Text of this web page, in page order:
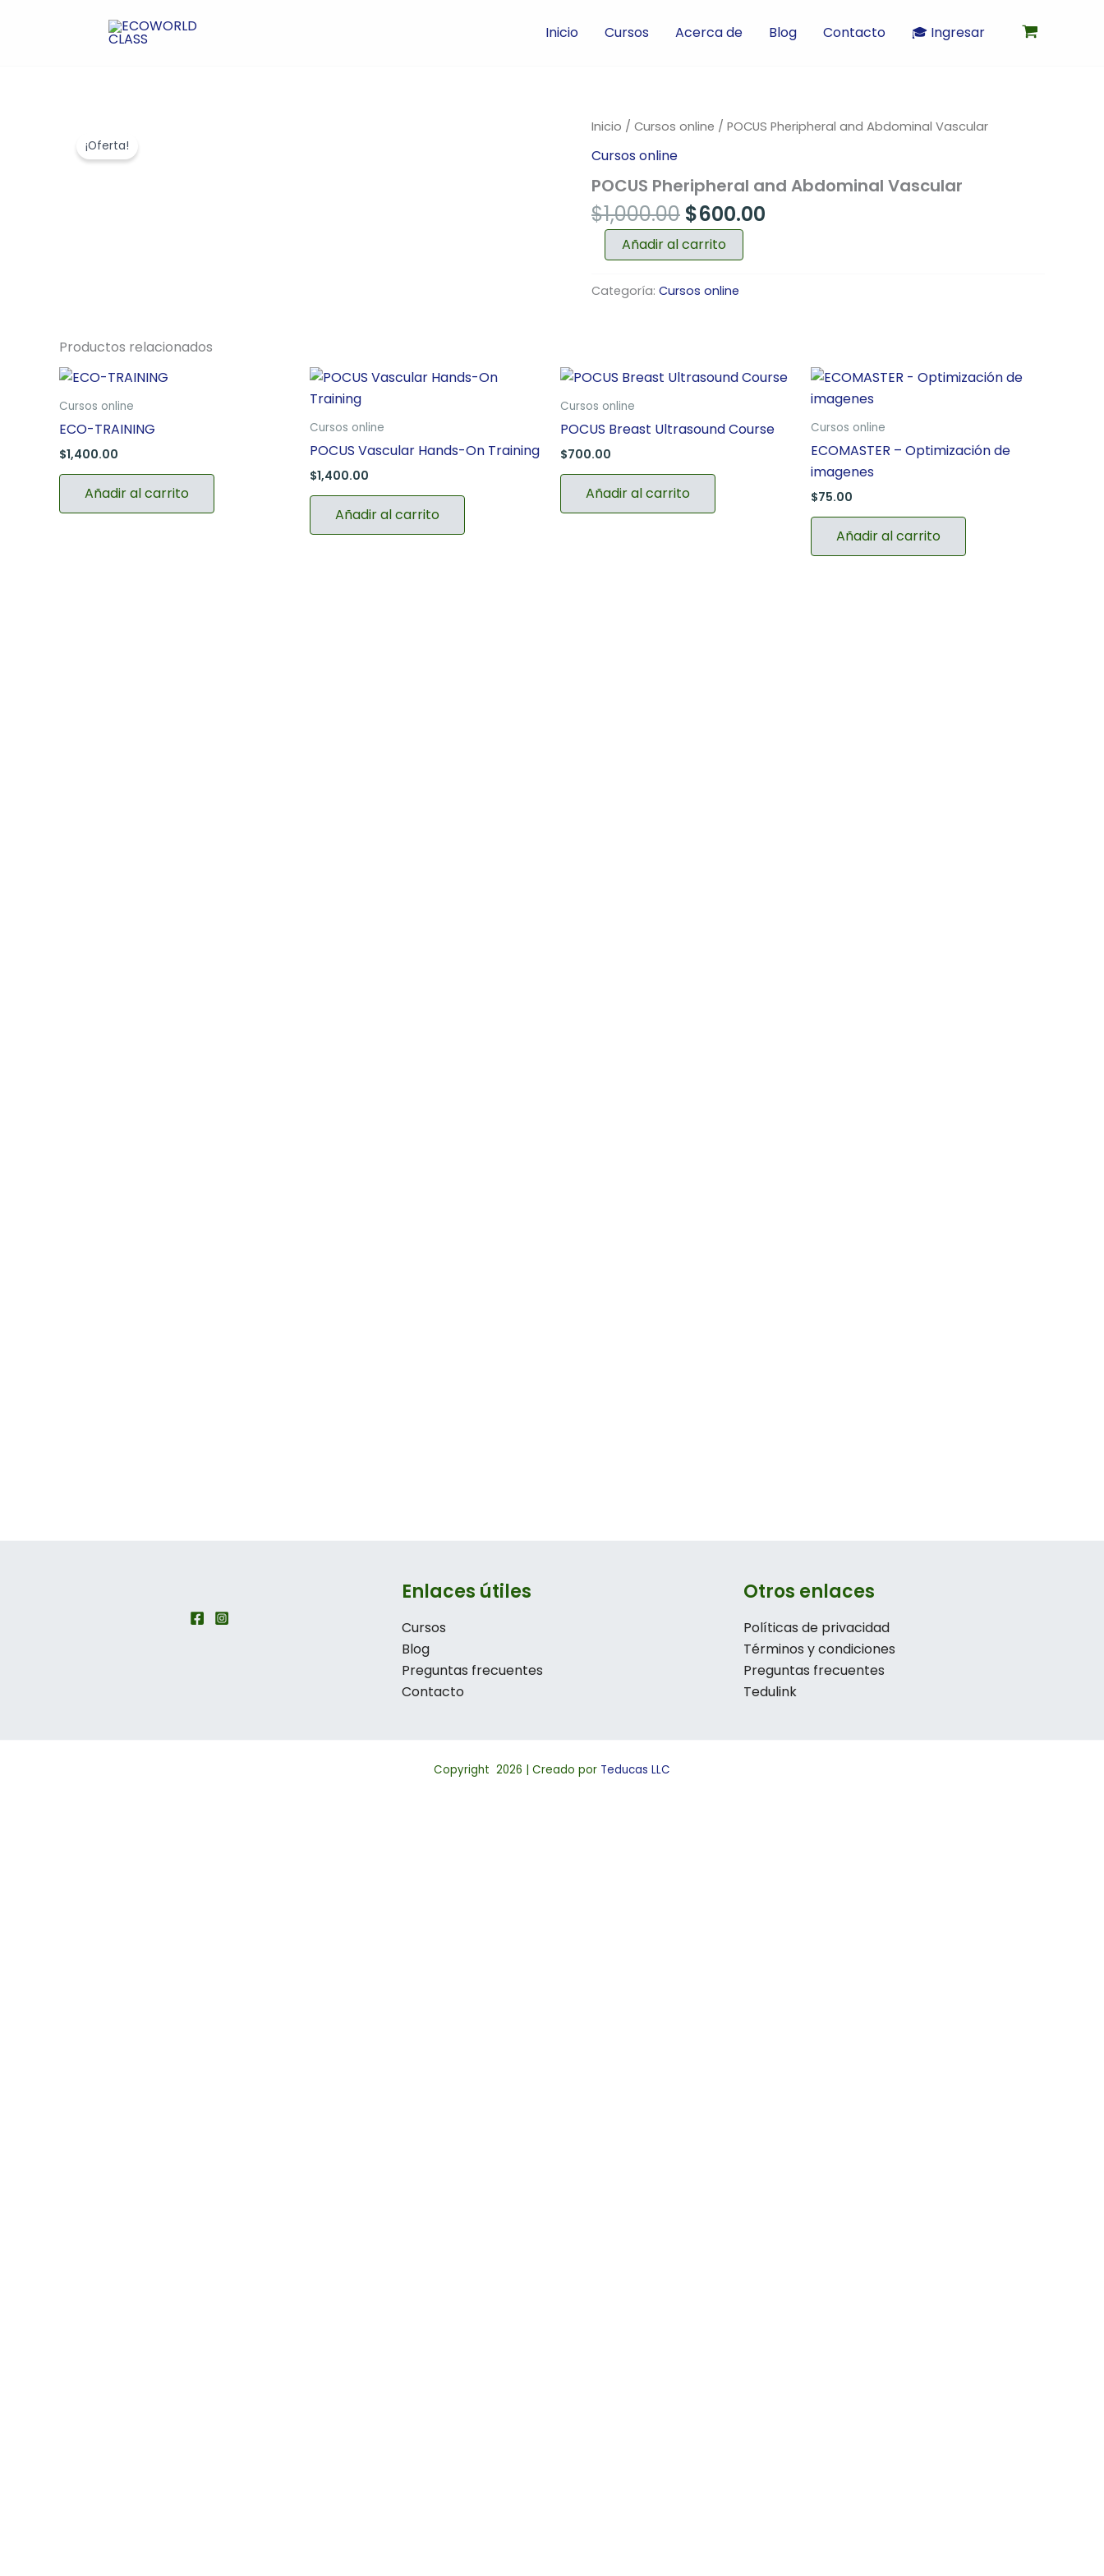
Inicio Cursos Acerca de Blog Contacto 🎓 Ingresar
¡Oferta!
Inicio / Cursos online / POCUS Pheripheral and Abdominal Vascular
Cursos online
POCUS Pheripheral and Abdominal Vascular
$1,000.00
El
era:
$1,000.00.
$600.00
El
es:
POCUS
and
Vascular
cantidad
Añadir al carrito
Categoría: Cursos online
Productos relacionados
Cursos online
ECO-TRAINING
$1,400.00
Añadir al carrito
Cursos online
POCUS Vascular Hands-On Training
$1,400.00
Añadir al carrito
Cursos online
POCUS Breast Ultrasound Course
$700.00
Añadir al carrito
Cursos online
ECOMASTER – Optimización de
imagenes
$75.00
Añadir al carrito
Enlaces útiles
Cursos
Blog
Preguntas frecuentes
Contacto
Otros enlaces
Políticas de privacidad
Términos y condiciones
Preguntas frecuentes
Tedulink
Copyright 2026 | Creado por Teducas LLC